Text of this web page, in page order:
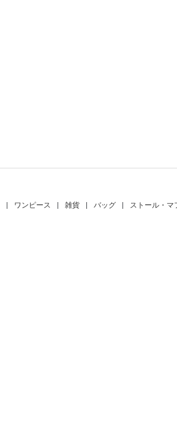
ワンピース 雑貨 バッグ ストール・マ